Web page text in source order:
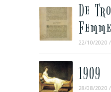
De
22/10/2020 /
1909
28/08/2020 /